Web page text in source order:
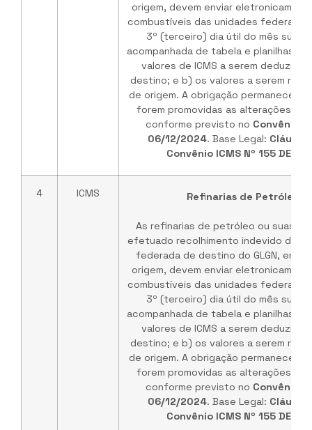
origem, devem enviar
combustíveis das unidades
3º (terceiro) dia útil do mês
acompanhada de tabela e planilhas
valores de ICMS a serem
destino; e b) os valores a serem
de origem. A obrigação permanece
forem promovidas as alterações no
conforme previsto no Convênio
06/12/2024. Base Legal:
Convênio ICMS Nº 155 DE
4 ICMS Refinarias de Petróleo /
As refinarias de petróleo ou suas
efetuado recolhimento indevido do
federada de destino do GLGN, em
origem, devem enviar
combustíveis das unidades
3º (terceiro) dia útil do mês
acompanhada de tabela e planilhas
valores de ICMS a serem
destino; e b) os valores a serem
de origem. A obrigação permanece
forem promovidas as alterações no
conforme previsto no Convênio
06/12/2024. Base Legal:
Convênio ICMS Nº 155 DE